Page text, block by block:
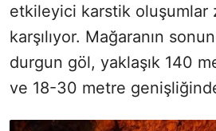
etkileyici karstik oluşumlar
karşılıyor. Mağaranın
durgun göl, yaklaşık 140
ve 18-30 metre